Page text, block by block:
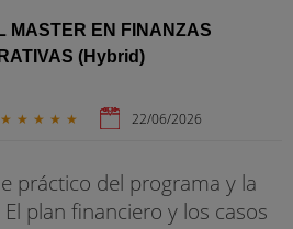
MASTER EN FINANZAS
(Hybrid)
★ ★ ★ ★ ★ 22/06/2026
práctico del programa y la
plan financiero y los casos